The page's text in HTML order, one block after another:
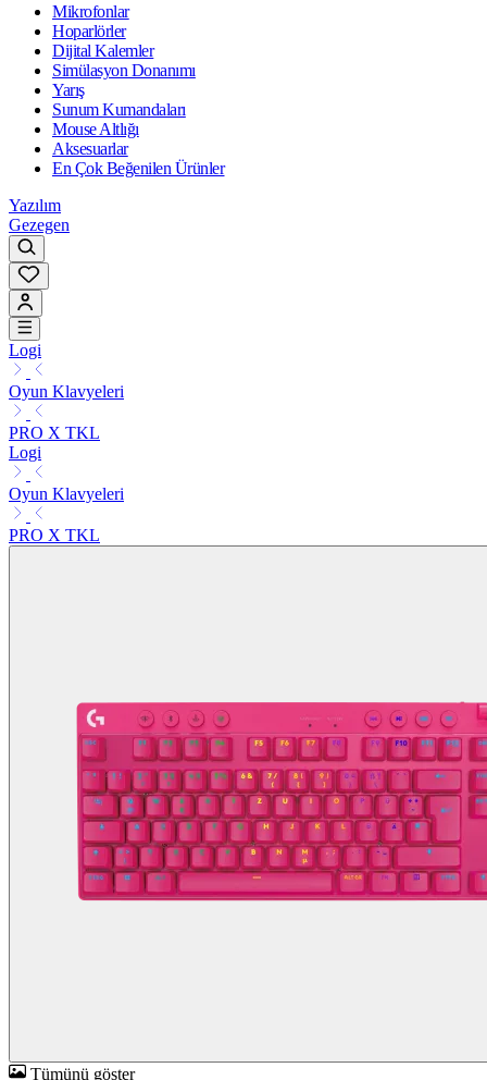
Mikrofonlar
Hoparlörler
Dijital Kalemler
Simülasyon Donanımı
Yarış
Sunum Kumandaları
Mouse Altlığı
Aksesuarlar
En Çok Beğenilen Ürünler
Yazılım
Gezegen
Logi
Oyun Klavyeleri
PRO X TKL
Logi
Oyun Klavyeleri
PRO X TKL
Tümünü göster